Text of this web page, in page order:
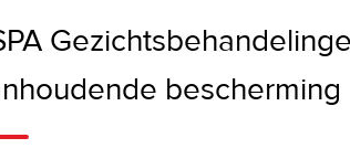
bescherming